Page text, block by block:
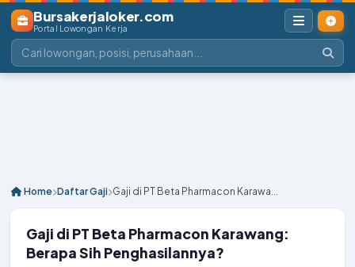
Bursakerjaloker.com
Portal Lowongan Kerja
Home Daftar Gaji Gaji di PT Beta Pharmacon Karawa...
Gaji di PT Beta Pharmacon Karawang:
Berapa Sih Penghasilannya?